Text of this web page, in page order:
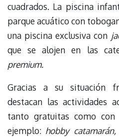
cuadrados. La piscina
parque acuático con
una piscina exclusiva con
que se alojen en las
premium.
Gracias a su situación
destacan las actividades
tanto gratuitas como
ejemplo: hobby